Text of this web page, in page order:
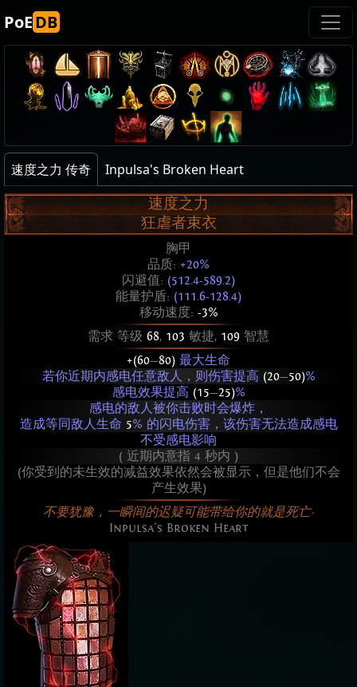
PoEDB
速度之力 传奇
Inpulsa's Broken Heart
速度之力
狂虐者束衣
胸甲
品质: +20%
闪避值: (512.4-589.2)
能量护盾: (111.6-128.4)
移动速度: -3%
需求 等级 68, 103 敏捷, 109 智慧
+(60—80) 最大生命
若你近期内感电任意敌人，则伤害提高 (20—50)%
感电效果提高 (15—25)%
感电的敌人被你击败时会爆炸，
造成等同敌人生命 5% 的闪电伤害，该伤害无法造成感电
不受感电影响
( 近期内意指 4 秒内 )
(你受到的未生效的减益效果依然会被显示，但是他们不会
产生效果)
不要犹豫，一瞬间的迟疑可能带给你的就是死亡·
Inpulsa's Broken Heart